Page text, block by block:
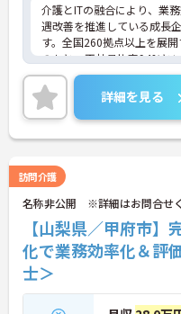
介護とITの融合により、業
遇改善を推進している成長
す。全国260拠点以上を展
のもと、正社員比率94%と
構築しています。介護福祉
面談など、専門資格と成果
が整っています。夜勤なし
定）を採用し、日々の記録
完結するため、施設勤務特
定期的な面談で不安を解消
り、介護福祉士としてサ責
リアアップを目指す有資格
です。
★おすすめPOINT★
【夜勤なし・曜日固定の休
えた働き方が実現できます】
詳細を見る
訪問介護
名称非公開 ※詳細はお問合せ
【山梨県／甲府市
化で業務効率化＆評
士＞